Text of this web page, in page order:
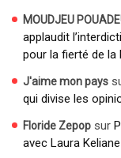
MOUDJEU
applaudit
pour la fierté de la
J'aime mon pays
qui divise les
Floride Zepop sur
avec Laura